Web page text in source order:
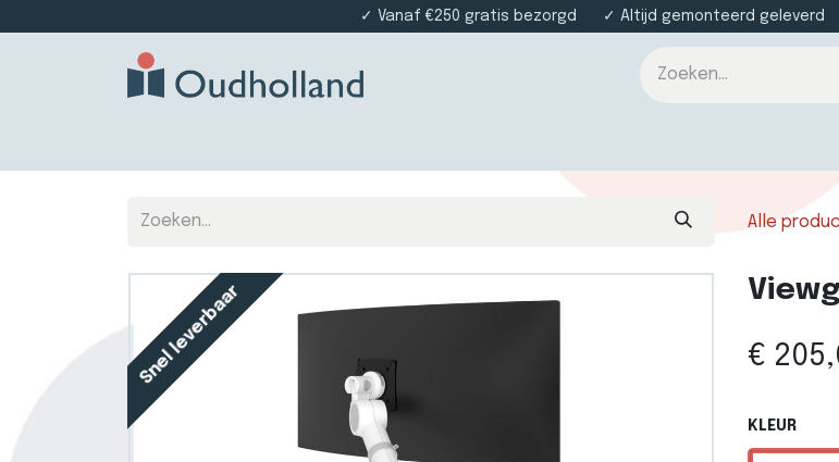
✓ Vanaf €250 gratis bezorgd ✓ Altijd gemonteerd geleverd
Alle
Snel leverbaar €
KLEUR